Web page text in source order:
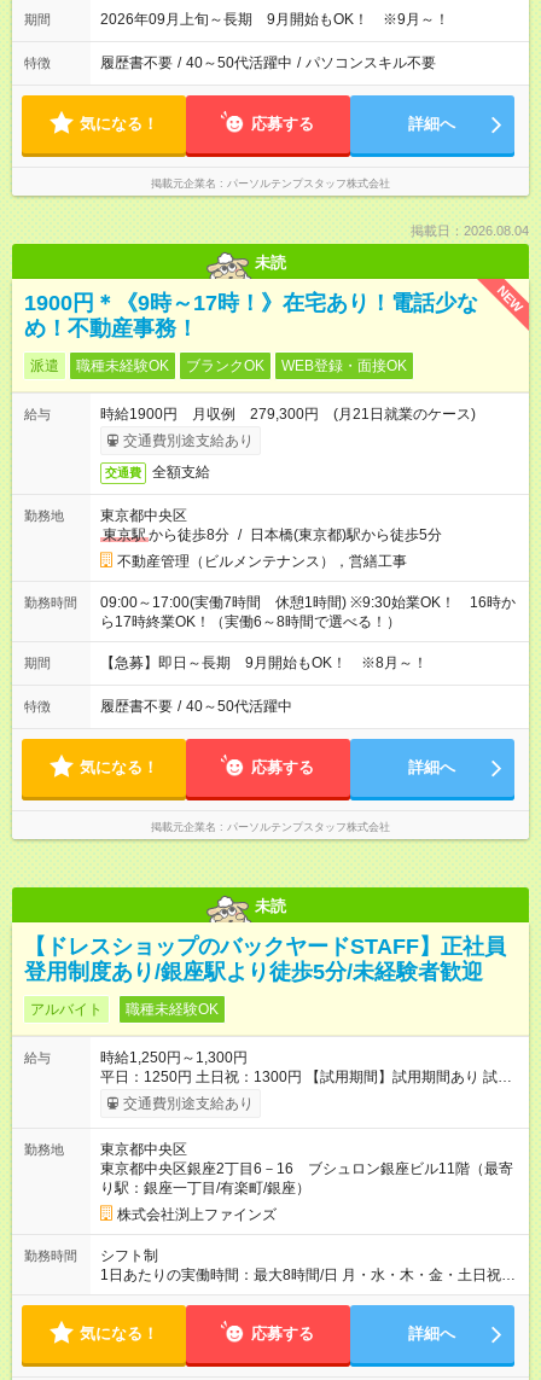
期間 2026年09月上旬～長期 9月開始もOK！ ※9月～！
特徴 履歴書不要 / 40～50代活躍中 / パソコンスキル不要
気になる！ 応募する 詳細へ
掲載元企業名 パーソルテンプスタッフ株式会社
掲載日：2026.08.04
未読
NEW
1900円＊《9時～17時！》在宅あり！電話少な
め！不動産事務！
派遣 職種未経験OK ブランクOK WEB登録・面接OK
給与
時給1900円 月収例 279,300円 (月21日就業のケース)
交通費別途支給あり
交通費 全額支給
勤務地
東京都中央区
東京駅から徒歩8分 / 日本橋(東京都)駅から徒歩5分
不動産管理（ビルメンテナンス），営繕工事
勤務時間
09:00～17:00(実働7時間 休憩1時間) ※9:30始業OK！ 16時か
ら17時終業OK！（実働6～8時間で選べる！）
期間 【急募】即日～長期 9月開始もOK！ ※8月～！
特徴 履歴書不要 / 40～50代活躍中
気になる！ 応募する 詳細へ
掲載元企業名 パーソルテンプスタッフ株式会社
未読
【ドレスショップのバックヤードSTAFF】正社員
登用制度あり/銀座駅より徒歩5分/未経験者歓迎
アルバイト 職種未経験OK
給与
時給1,250円～1,300円
平日：1250円 土日祝：1300円 【試用期間】試用期間あり 試用
期間の長さ：1ヶ月 雇用形態、給与は本採用時と同じです。
交通費別途支給あり
勤務地
東京都中央区
東京都中央区銀座2丁目6－16 ブシュロン銀座ビル11階（最寄
り駅：銀座一丁目/有楽町/銀座）
株式会社渕上ファインズ
勤務時間
シフト制
1日あたりの実働時間：最大8時間/日 月・水・木・金・土日祝
10:00~20:00 ♢上記時間の中で週3日~ 1日5時間～OK 勤務希望
気になる！ 応募する 詳細へ